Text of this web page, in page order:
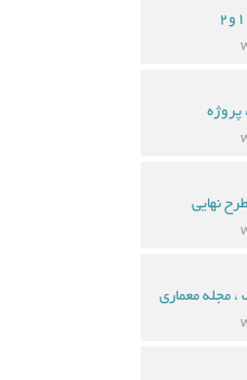
پروژه
نهایی
، مجله معماری